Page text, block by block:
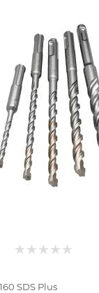
SDS Plus